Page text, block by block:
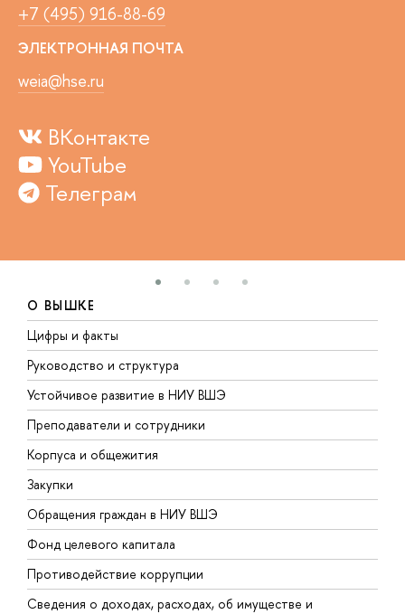
+7 (495) 916-88-69
ЭЛЕКТРОННАЯ ПОЧТА
weia@hse.ru
ВКонтакте
YouTube
Телеграм
О ВЫШКЕ
Цифры и факты
Руководство и структура
Устойчивое развитие в НИУ ВШЭ
Преподаватели и сотрудники
Корпуса и общежития
Закупки
Обращения граждан в НИУ ВШЭ
Фонд целевого капитала
Противодействие коррупции
Сведения о доходах, расходах, об имуществе и